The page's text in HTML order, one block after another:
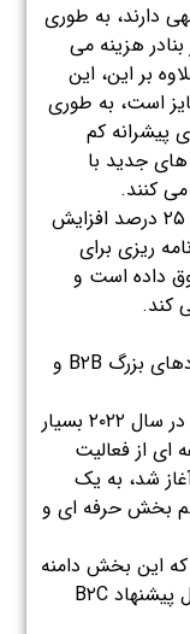
دارند، به طوری
متوسط ​​۷۵۰ یورو در بنادر هزینه می
بر این، این
است، به طوری
های پیشرانه کم
از کشتی های جدید با
کنند.
پیشنهادات سفرهای دریایی موضوعی نیز ۲۵ درصد افزایش
برنامه ریزی برای
داده است و
کند.
از یک ابتکار امیدوارکننده تا یکی از رویدادهای بزرگ B۲B و
تکامل FITUR Cruises از زمان شروع آن در سال ۲۰۲۲ بسیار
ای از فعالیت
شد، به یک
بخش حرفه ای و
داد، زمانی که این بخش دامنه
خود را به حوزه B۲B گسترش داد، و مکمل پیشنهاد B۲C